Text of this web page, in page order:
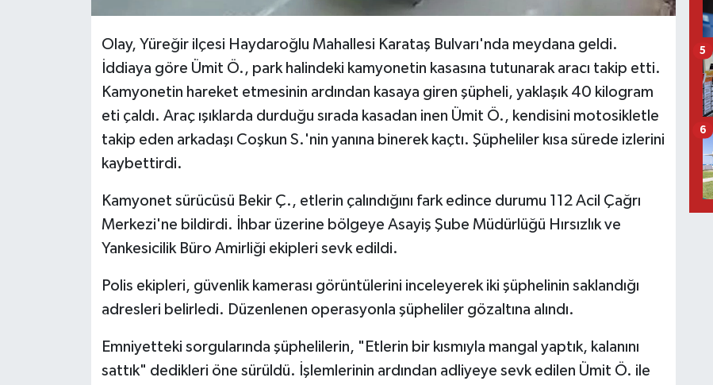
Olay, Yüreğir ilçesi Haydaroğlu Mahallesi Karataş Bulvarı'nda meydana geldi.
İddiaya göre Ümit Ö., park halindeki kamyonetin kasasına tutunarak aracı takip etti.
Kamyonetin hareket etmesinin ardından kasaya giren şüpheli, yaklaşık 40 kilogram
eti çaldı. Araç ışıklarda durduğu sırada kasadan inen Ümit Ö., kendisini motosikletle
takip eden arkadaşı Coşkun S.'nin yanına binerek kaçtı. Şüpheliler kısa sürede izlerini
kaybettirdi.
Kamyonet sürücüsü Bekir Ç., etlerin çalındığını fark edince durumu 112 Acil Çağrı
Merkezi'ne bildirdi. İhbar üzerine bölgeye Asayiş Şube Müdürlüğü Hırsızlık ve
Yankesicilik Büro Amirliği ekipleri sevk edildi.
Polis ekipleri, güvenlik kamerası görüntülerini inceleyerek iki şüphelinin saklandığı
adresleri belirledi. Düzenlenen operasyonla şüpheliler gözaltına alındı.
Emniyetteki sorgularında şüphelilerin, "Etlerin bir kısmıyla mangal yaptık, kalanını
sattık" dedikleri öne sürüldü. İşlemlerinin ardından adliyeye sevk edilen Ümit Ö. ile
5
6
MAGAZİN